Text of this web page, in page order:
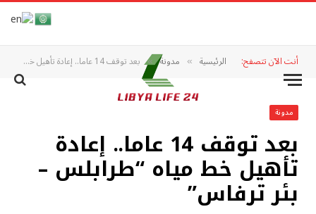
أنت الآن تتصفح: الرئيسية » مدونة » بعد توقف 14 عاما.. إعادة تأهيل خط مياه “طرابلس – بئر ترفاس”
مدونة
بعد توقف 14 عاما.. إعادة
تأهيل خط مياه “طرابلس –
بئر ترفاس”